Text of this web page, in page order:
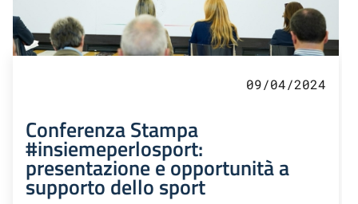
09/04/2024
Conferenza Stampa
#insiemeperlosport:
presentazione e opportunità a
supporto dello sport